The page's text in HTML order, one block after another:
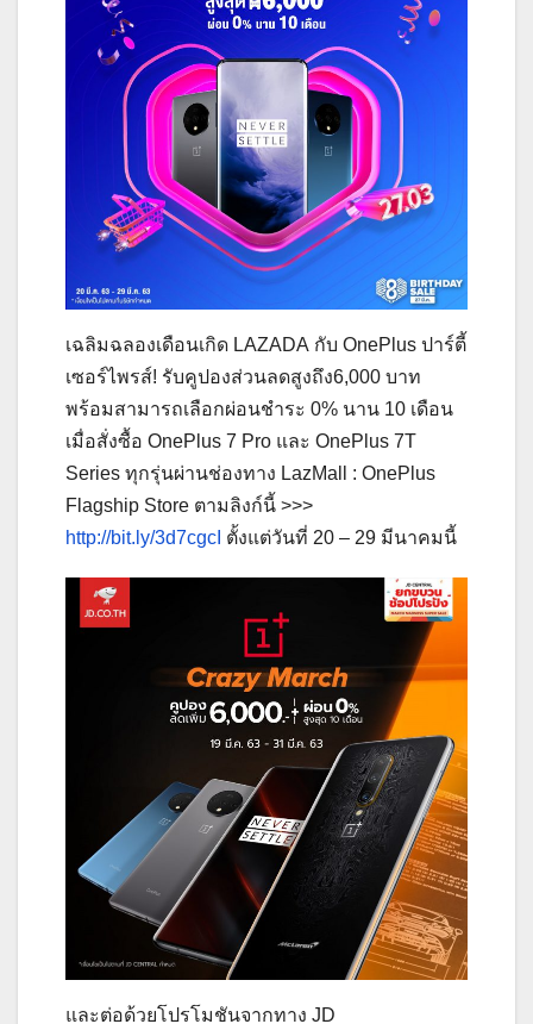
เฉลิมฉลองเดือนเกิด LAZADA กับ OnePlus ปาร์ตี้
เซอร์ไพรส์! รับคูปองส่วนลดสูงถึง6,000 บาท
พร้อมสามารถเลือกผ่อนชำระ 0% นาน 10 เดือน
เมื่อสั่งซื้อ OnePlus 7 Pro และ OnePlus 7T
Series ทุกรุ่นผ่านช่องทาง LazMall : OnePlus
Flagship Store ตามลิงก์นี้ >>>
http://bit.ly/3d7cgcI ตั้งแต่วันที่ 20 – 29 มีนาคมนี้
และต่อด้วยโปรโมชันจากทาง JD